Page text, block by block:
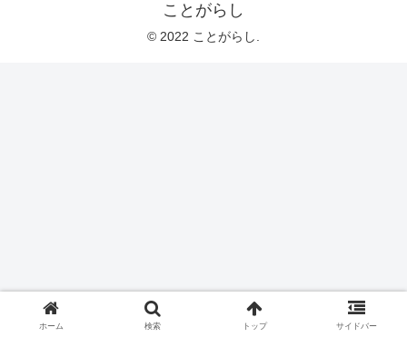
ことがらし
© 2022 ことがらし.
ホーム 検索 トップ サイドバー